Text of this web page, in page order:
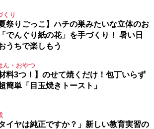
くり
夏祭りごっこ】ハチの巣みたいな立体のお
でんぐり紙の花」を手づくり！ 暑い日
うちで楽しもう
ん・おやつ
材料3つ！】のせて焼くだけ！包丁いらず
簡単「目玉焼きトースト」
タイヤは純正ですか？」新しい教育実習の